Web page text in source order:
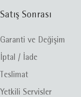
Satış Sonrası
Garanti ve Değişim
İptal / İade
Teslimat
Yetkili Servisler